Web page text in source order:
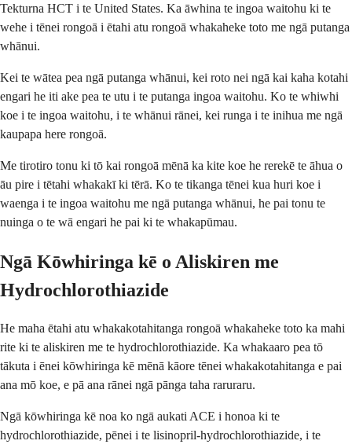
Tekturna HCT i te United States. Ka āwhina te ingoa waitohu ki te
wehe i tēnei rongoā i ētahi atu rongoā whakaheke toto me ngā putanga
whānui.
Kei te wātea pea ngā putanga whānui, kei roto nei ngā kai kaha kotahi
engari he iti ake pea te utu i te putanga ingoa waitohu. Ko te whiwhi
koe i te ingoa waitohu, i te whānui rānei, kei runga i te inihua me ngā
kaupapa here rongoā.
Me tirotiro tonu ki tō kai rongoā mēnā ka kite koe he rerekē te āhua o
āu pire i tētahi whakakī ki tērā. Ko te tikanga tēnei kua huri koe i
waenga i te ingoa waitohu me ngā putanga whānui, he pai tonu te
nuinga o te wā engari he pai ki te whakapūmau.
Ngā Kōwhiringa kē o Aliskiren me
Hydrochlorothiazide
He maha ētahi atu whakakotahitanga rongoā whakaheke toto ka mahi
rite ki te aliskiren me te hydrochlorothiazide. Ka whakaaro pea tō
tākuta i ēnei kōwhiringa kē mēnā kāore tēnei whakakotahitanga e pai
ana mō koe, e pā ana rānei ngā pānga taha raruraru.
Ngā kōwhiringa kē noa ko ngā aukati ACE i honoa ki te
hydrochlorothiazide, pēnei i te lisinopril-hydrochlorothiazide, i te